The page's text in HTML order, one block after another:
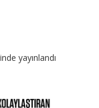
yayınlandı